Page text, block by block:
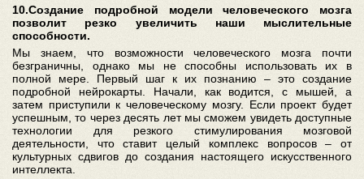
10.Создание подробной модели человеческого мозга
позволит резко увеличить наши мыслительные
способности.
Мы знаем, что возможности человеческого мозга почти
безграничны, однако мы не способны использовать их в
полной мере. Первый шаг к их познанию – это создание
подробной нейрокарты. Начали, как водится, с мышей, а
затем приступили к человеческому мозгу. Если проект будет
успешным, то через десять лет мы сможем увидеть доступные
технологии для резкого стимулирования мозговой
деятельности, что ставит целый комплекс вопросов – от
культурных сдвигов до создания настоящего искусственного
интеллекта.